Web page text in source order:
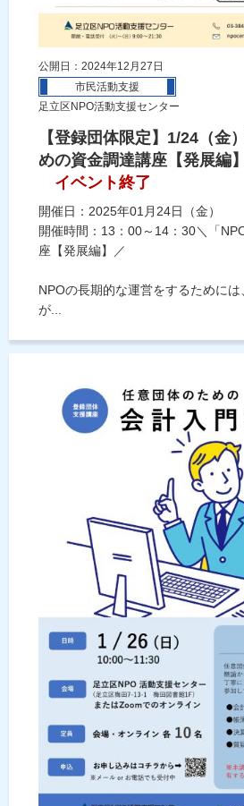
公開日：2024年12月27日
市民活動支援
足立区NPO活動支援センター
【登録団体限定】1/24（金
めの資金調達講座【発展編】
イベント終了
開催日：2025年01月24日（金）
開催時間：13：00～14：30＼「
座【発展編】／
NPOの長期的な運営をするために
が...